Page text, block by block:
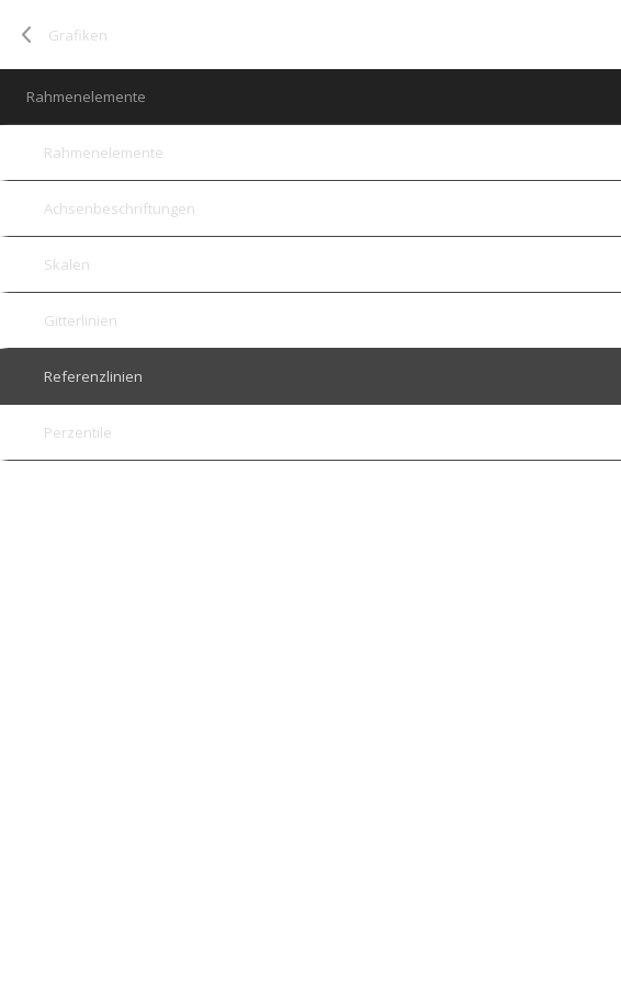
Grafiken
Rahmenelemente
Rahmenelemente
Achsenbeschriftungen
Skalen
Gitterlinien
Referenzlinien
Perzentile